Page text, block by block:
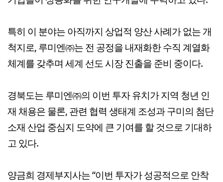
특히 이 분야는 아직까지 상업적 양산 사례가 없는 개
척지로, 루미엔㈜는 전 공정을 내재화한 수직 계열화
체계를 갖추며 세계 선도 시장 진출을 준비 중이다.
경북도는 루미엔㈜의 이번 투자 유치가 지역 청년 인
재 채용은 물론, 관련 협력 생태계 조성과 구미의 첨단
소재 산업 중심지 도약에 큰 기여를 할 것으로 기대하
고 있다.
양금희 경제부지사는 “이번 투자가 성공적으로 안착